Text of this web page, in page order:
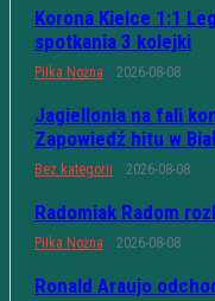
Korona Kielce 1:1
spotkania 3 kolejki
Piłka Nożna 2026-08-08
Jagiellonia na fali
Zapowiedź hitu w
Bez kategorii 2026-08-08
Radomiak Radom
Piłka Nożna 2026-08-08
Ronald Araujo